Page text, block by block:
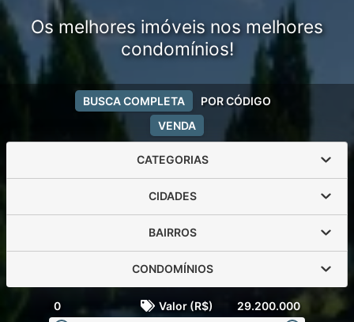
Os melhores imóveis nos melhores
condomínios!
VENDA
BUSCA COMPLETA POR CÓDIGO
CATEGORIAS
CIDADES
BAIRROS
CONDOMÍNIOS
0 Valor (R$) 29.200.000